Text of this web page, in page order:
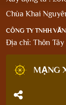
Chùa Khai
CÔNG TY TNHH
Địa chỉ: Thôn Tây
MẠNG